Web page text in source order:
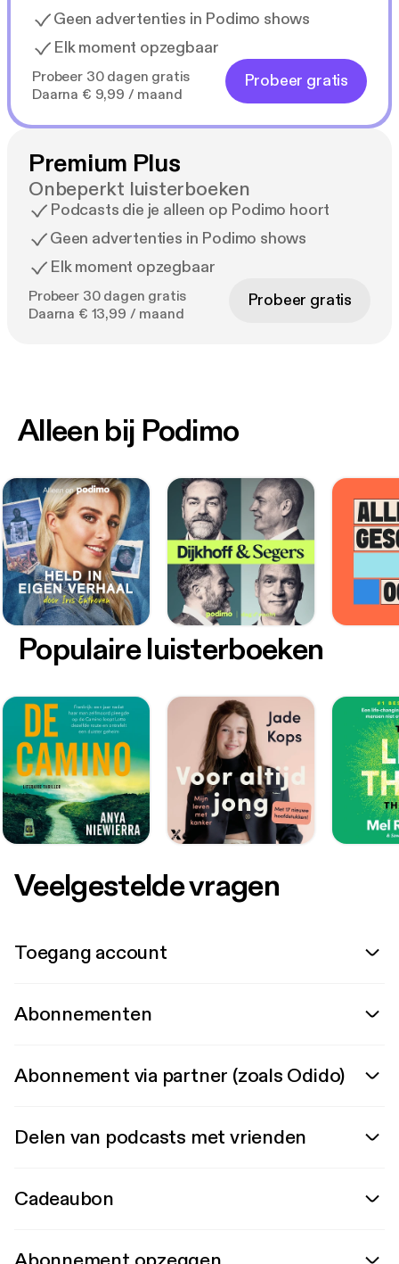
Geen advertenties in Podimo shows
Elk moment opzegbaar
Probeer 30 dagen gratis
Daarna € 9,99 / maand
Probeer gratis
Premium Plus
Onbeperkt luisterboeken
Podcasts die je alleen op Podimo hoort
Geen advertenties in Podimo shows
Elk moment opzegbaar
Probeer 30 dagen gratis
Daarna € 13,99 / maand
Probeer gratis
Alleen bij Podimo
Populaire luisterboeken
Veelgestelde vragen
Toegang account
Abonnementen
Abonnement via partner (zoals Odido)
Delen van podcasts met vrienden
Cadeaubon